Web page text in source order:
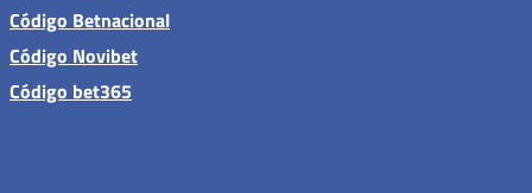
Código Betnacional
Código Novibet
Código bet365